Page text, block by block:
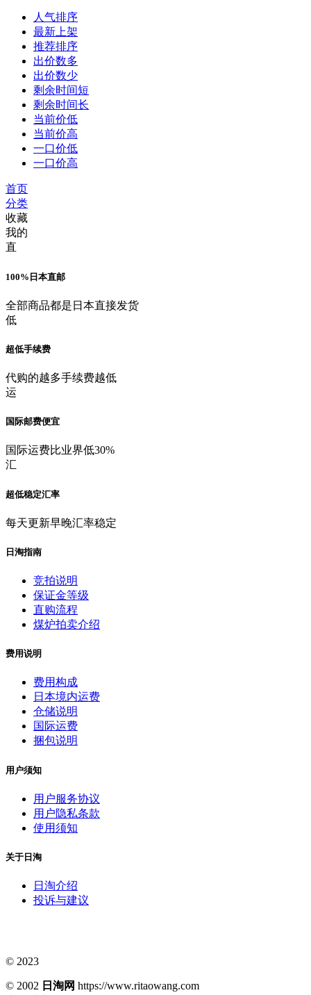
人气排序
最新上架
推荐排序
出价数多
出价数少
剩余时间短
剩余时间长
当前价低
当前价高
一口价低
一口价高
首页
分类
收藏
我的
直
100%日本直邮
全部商品都是日本直接发货
低
超低手续费
代购的越多手续费越低
运
国际邮费便宜
国际运费比业界低30%
汇
超低稳定汇率
每天更新早晚汇率稳定
日淘指南
竞拍说明
保证金等级
直购流程
煤炉拍卖介绍
费用说明
费用构成
日本境内运费
仓储说明
国际运费
捆包说明
用户须知
用户服务协议
用户隐私条款
使用须知
关于日淘
日淘介绍
投诉与建议
© 2023
© 2002 日淘网 https://www.ritaowang.com